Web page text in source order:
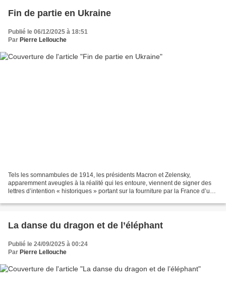
Fin de partie en Ukraine
Publié le 06/12/2025 à 18:51
Par Pierre Lellouche
Tels les somnambules de 1914, les présidents Macron et Zelensky,
apparemment aveugles à la réalité qui les entoure, viennent de signer des
lettres d’intention « historiques » portant sur la fourniture par la France d’une
La danse du dragon et de l’éléphant
Publié le 24/09/2025 à 00:24
Par Pierre Lellouche